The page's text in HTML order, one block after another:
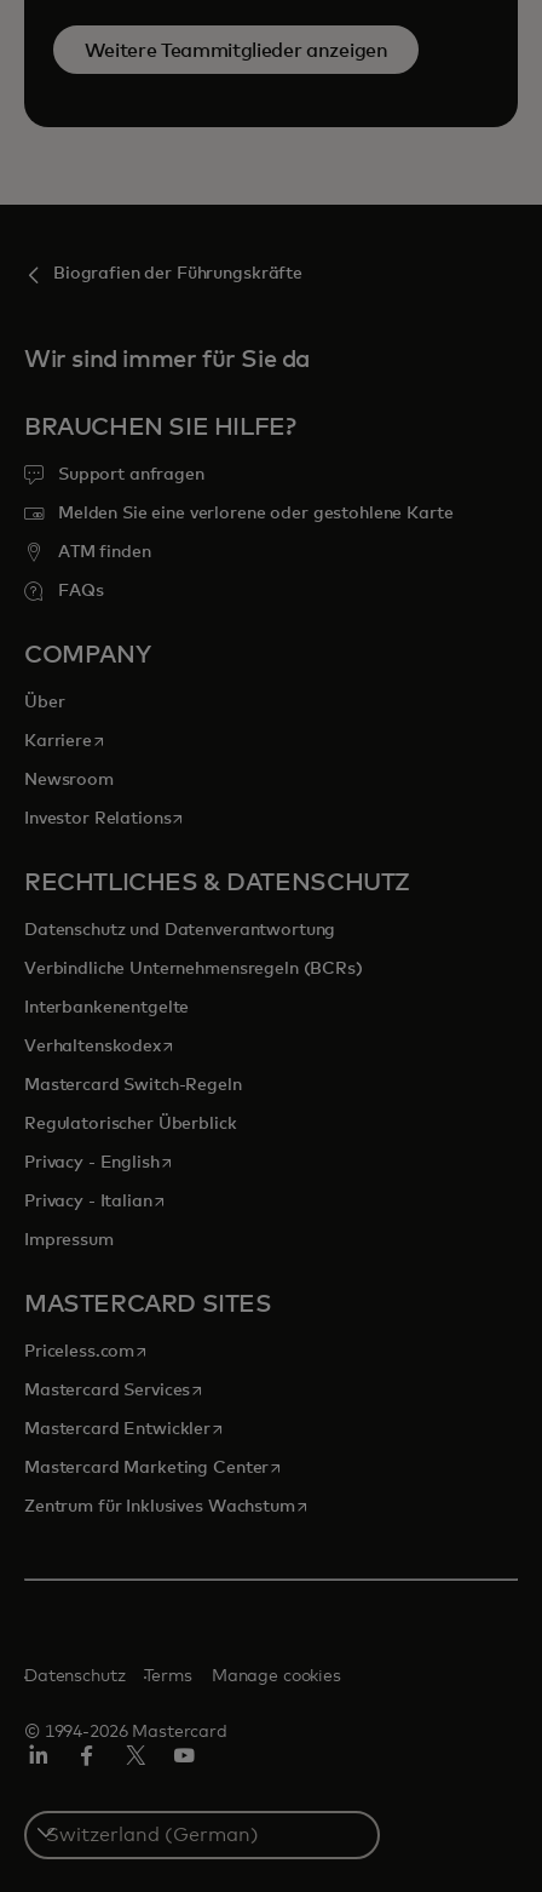
Weitere Teammitglieder anzeigen
Biografien der Führungskräfte
Wir sind immer für Sie da
BRAUCHEN SIE HILFE?
Support anfragen
Melden Sie eine verlorene oder gestohlene Karte
ATM finden
FAQs
COMPANY
Über
Karrierewird in einer neuen Registerkarte geöffnet
Newsroom
Investor Relationswird in einer neuen Registerkarte geöffnet
RECHTLICHES & DATENSCHUTZ
Datenschutz und Datenverantwortung
Verbindliche Unternehmensregeln (BCRs)
Interbankenentgelte
Verhaltenskodexwird in einer neuen Registerkarte geöffnet
Mastercard Switch-Regeln
Regulatorischer Überblick
Privacy - Englishwird in einer neuen Registerkarte geöffnet
Privacy - Italianwird in einer neuen Registerkarte geöffnet
Impressum
MASTERCARD SITES
Priceless.com wird in einer neuen Registerkarte geöffnet
Mastercard Serviceswird in einer neuen Registerkarte geöffnet
Mastercard Entwicklerwird in einer neuen Registerkarte
Mastercard Marketing Centerwird in einer neuen
Zentrum für Inklusives Wachstumwird in einer neuen
© 1994-2026 Mastercard
Datenschutz Terms Manage cookies
Select
a
country